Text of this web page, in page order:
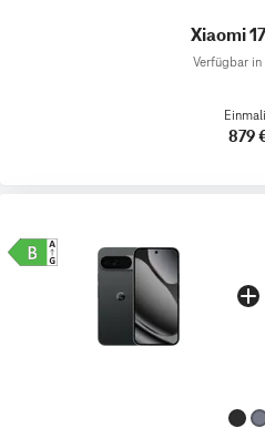
Xiaomi
Verfügbar in
879